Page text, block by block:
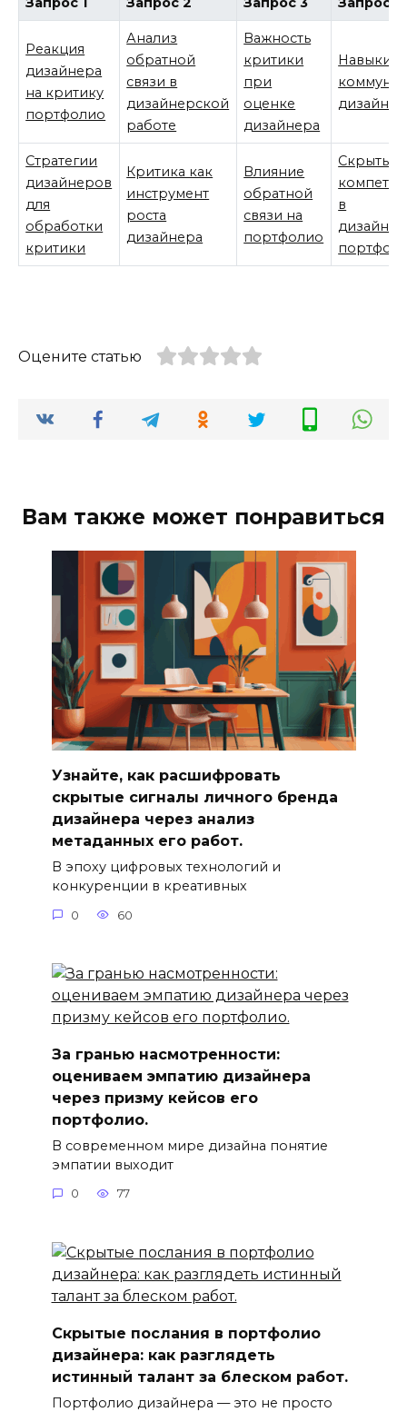
Реакция
дизайнера
на критику
портфолио
Анализ
обратной
связи в
дизайнерской
работе
Важность
критики
при
оценке
дизайнера
Навыки
Стратегии
дизайнеров
для
обработки
критики
Критика как
инструмент
роста
дизайнера
Влияние
обратной
связи на
портфолио
Скрытые
в
Оцените статью
Вам также может понравиться
Узнайте, как расшифровать
скрытые сигналы личного бренда
дизайнера через анализ
метаданных его работ.
В эпоху цифровых технологий и
конкуренции в креативных
0 60
За гранью насмотренности:
оцениваем эмпатию дизайнера
через призму кейсов его
портфолио.
В современном мире дизайна понятие
эмпатии выходит
0 77
Скрытые послания в портфолио
дизайнера: как разглядеть
истинный талант за блеском работ.
Портфолио дизайнера — это не просто